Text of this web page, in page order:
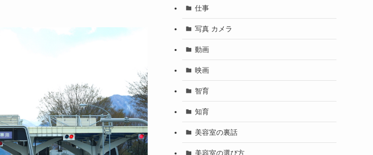
仕事
写真 カメラ
動画
映画
智育
知育
美容室の裏話
美容室の選び方